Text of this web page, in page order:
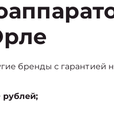
бренды с гарантией
рублей;